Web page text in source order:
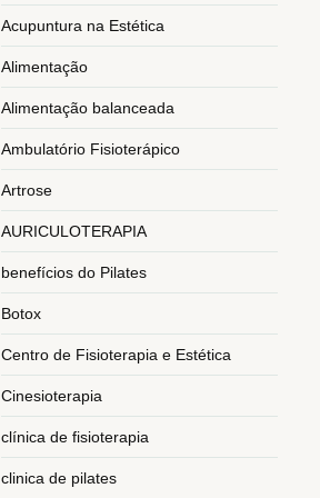
Acupuntura na Estética
Alimentação
Alimentação balanceada
Ambulatório Fisioterápico
Artrose
AURICULOTERAPIA
benefícios do Pilates
Botox
Centro de Fisioterapia e Estética
Cinesioterapia
clínica de fisioterapia
clinica de pilates